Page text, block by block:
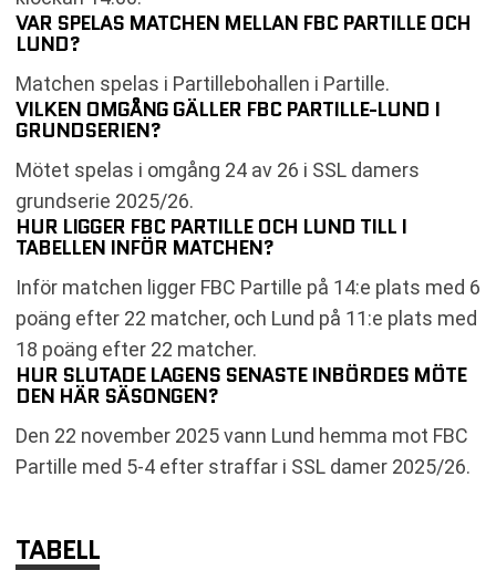
VAR SPELAS MATCHEN MELLAN FBC PARTILLE OCH
LUND?
Matchen spelas i Partillebohallen i Partille.
VILKEN OMGÅNG GÄLLER FBC PARTILLE-LUND I
GRUNDSERIEN?
Mötet spelas i omgång 24 av 26 i SSL damers
grundserie 2025/26.
HUR LIGGER FBC PARTILLE OCH LUND TILL I
TABELLEN INFÖR MATCHEN?
Inför matchen ligger FBC Partille på 14:e plats med 6
poäng efter 22 matcher, och Lund på 11:e plats med
18 poäng efter 22 matcher.
HUR SLUTADE LAGENS SENASTE INBÖRDES MÖTE
DEN HÄR SÄSONGEN?
Den 22 november 2025 vann Lund hemma mot FBC
Partille med 5-4 efter straffar i SSL damer 2025/26.
TABELL